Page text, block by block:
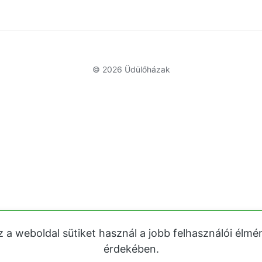
© 2026 Üdülőházak
a weboldal sütiket használ a jobb felhasználói
érdekében.